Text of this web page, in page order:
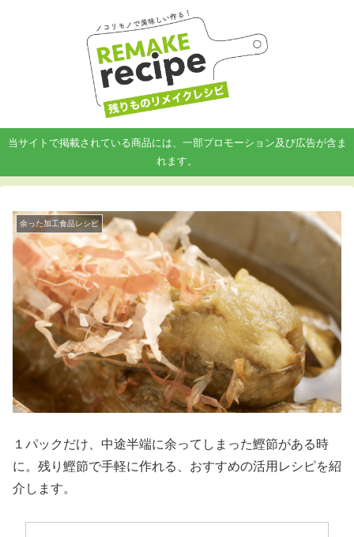
当サイトで掲載されている商品には、一部プロモーション及び広告が含ま
れます。
余った加工食品レシピ
１パックだけ、中途半端に余ってしまった鰹節がある時
に。残り鰹節で手軽に作れる、おすすめの活用レシピを紹
介します。